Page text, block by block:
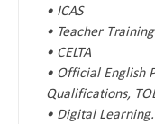
• ICAS
• Teacher Training
• CELTA
• Official English
Qualifications,
• Digital Learning.